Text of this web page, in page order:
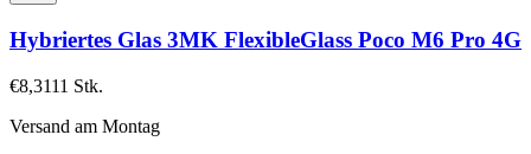
Hybriertes Glas 3MK FlexibleGlass Poco M6 Pro 4G
€8,3111 Stk.
Versand am Montag